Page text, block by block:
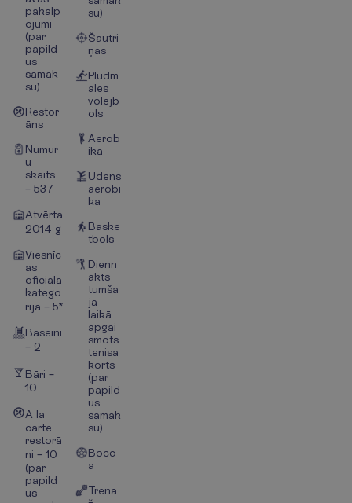
pakalp
ojumi
(par
papild
us
samak
su)
Restor
āns
Numur
u
skaits
– 537
Atvērta
2014 g
Viesnīc
as
oficiālā
katego
rija – 5*
Baseini
– 2
Bāri –
10
A la
carte
restorā
ni – 10
(par
papild
us
su)
Šautri
ņas
Pludm
ales
volejb
ols
Aerob
ika
Ūdens
aerobi
ka
Baske
tbols
Dienn
akts
tumša
jā
laikā
apgai
smots
tenisa
korts
(par
papild
us
samak
su)
Bocc
a
Trena